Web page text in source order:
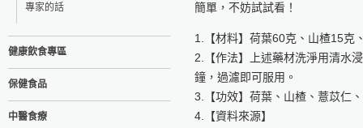
專家的話
健康飲食專區
保健食品
中醫食療
簡單，不妨試試看！
1.【材料】荷葉60克、山楂15克
2.【作法】上述藥材洗淨用清水
鐘，過濾即可服用。
3.【功效】荷葉、山楂、薏苡仁
4.【資料來源】